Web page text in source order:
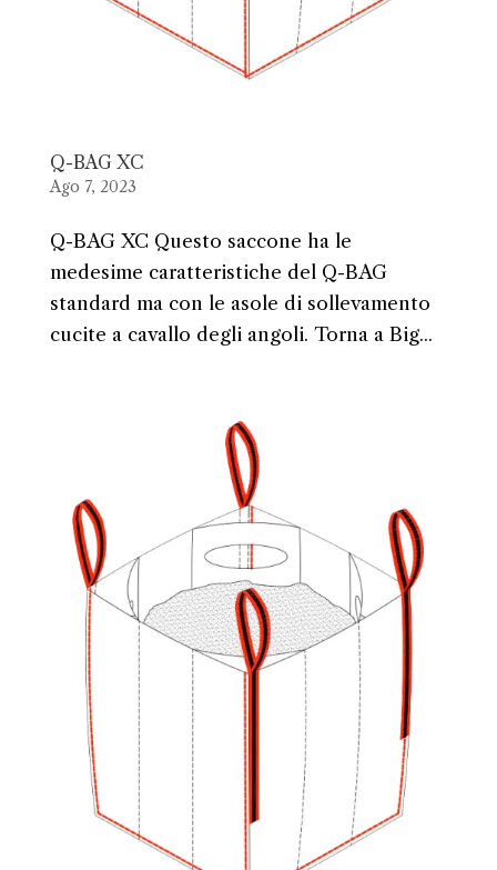
Q-BAG XC
Ago 7, 2023
Q-BAG XC Questo saccone ha le
medesime caratteristiche del Q-BAG
standard ma con le asole di sollevamento
cucite a cavallo degli angoli. Torna a Big...